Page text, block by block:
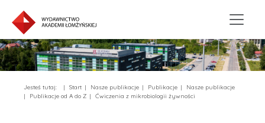
Jesteś tutaj: Start Nasze publikacje Publikacje
Nasze publikacje
Publikacje od A do Z
Ćwiczenia z mikrobiologii żywności